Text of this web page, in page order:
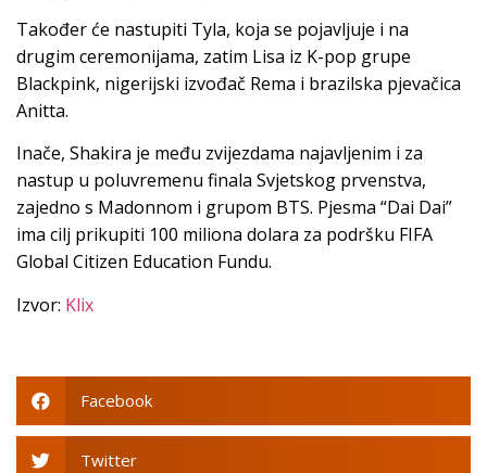
Također će nastupiti Tyla, koja se pojavljuje i na
drugim ceremonijama, zatim Lisa iz K-pop grupe
Blackpink, nigerijski izvođač Rema i brazilska pjevačica
Anitta.
Inače, Shakira je među zvijezdama najavljenim i za
nastup u poluvremenu finala Svjetskog prvenstva,
zajedno s Madonnom i grupom BTS. Pjesma “Dai Dai”
ima cilj prikupiti 100 miliona dolara za podršku FIFA
Global Citizen Education Fundu.
Izvor: Klix
Facebook
Twitter